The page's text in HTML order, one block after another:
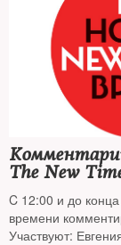
The New
линии
нашем
C 12:00 и до
времени
Участвуют: